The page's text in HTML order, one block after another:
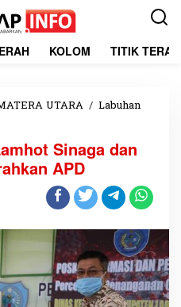
KOLOM TITIK
UTARA / Labuhan
Sinaga dan
APD